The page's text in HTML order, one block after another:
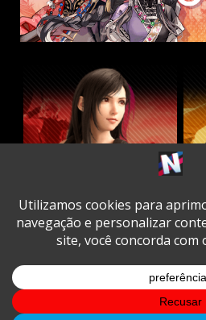
TwitterFacebook
Copyright © All rights